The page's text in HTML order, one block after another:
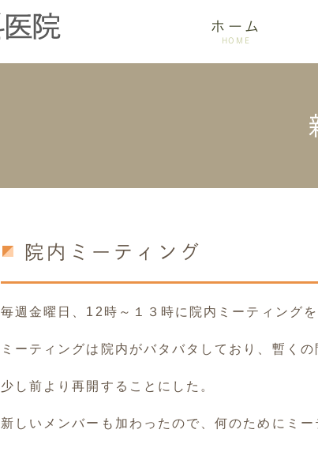
ホーム
HOME
院内ミーティング
毎週金曜日、12時～１３時に院内ミーティングを
ミーティングは院内がバタバタしており、暫く
少し前より再開することにした。
新しいメンバーも加わったので、何のためにミ